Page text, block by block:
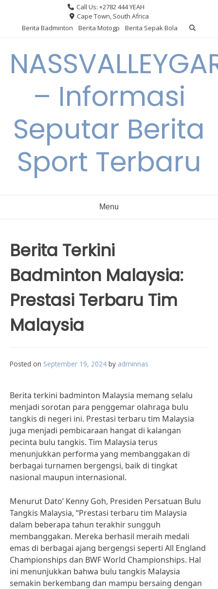
content
Call Us: +2782 444 YEAH
Cape Town, South Africa
Berita Badminton
Berita Motogp Berita Sepak Bola
– Informasi
Seputar Berita
Sport Terbaru
Menu
Berita Terkini
Badminton Malaysia:
Prestasi Terbaru Tim
Malaysia
Posted on September 19, 2024 by adminnas
Berita terkini badminton Malaysia memang selalu
menjadi sorotan para penggemar olahraga bulu
tangkis di negeri ini. Prestasi terbaru tim Malaysia
juga menjadi pembicaraan hangat di kalangan
pecinta bulu tangkis. Tim Malaysia terus
menunjukkan performa yang membanggakan di
berbagai turnamen bergengsi, baik di tingkat
nasional maupun internasional.
Menurut Dato’ Kenny Goh, Presiden Persatuan Bulu
Tangkis Malaysia, “Prestasi terbaru tim Malaysia
dalam beberapa tahun terakhir sungguh
membanggakan. Mereka berhasil meraih medali
emas di berbagai ajang bergengsi seperti All England
Championships dan BWF World Championships. Hal
ini menunjukkan bahwa bulu tangkis Malaysia
semakin berkembang dan mampu bersaing dengan